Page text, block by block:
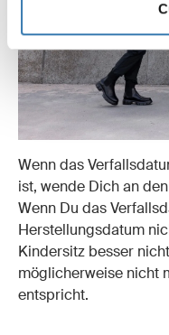
Wenn das
ist, wende Dich an
Wenn Du das
Herstellungsdatum
Kindersitz besser
möglicherweise nicht
entspricht.